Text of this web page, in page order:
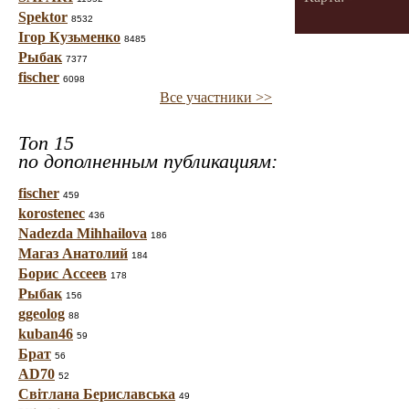
Spektor 8532
Ігор Кузьменко 8485
Рыбак 7377
fischer 6098
Все участники >>
Топ 15
по дополненным публикациям:
fischer 459
korostenec 436
Nadezda Mihhailova 186
Магаз Анатолий 184
Борис Ассеев 178
Рыбак 156
ggeolog 88
kuban46 59
Брат 56
AD70 52
Світлана Бериславська 49